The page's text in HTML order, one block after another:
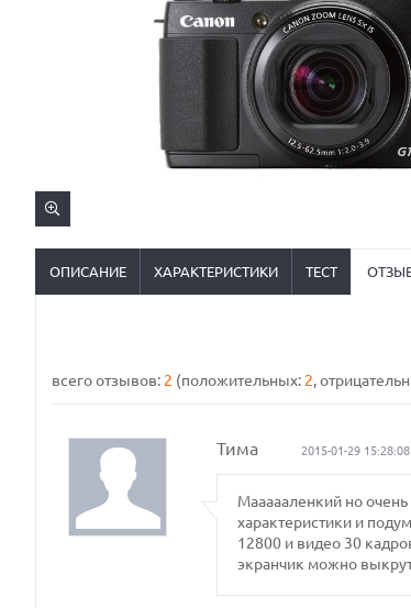
ОПИСАНИЕ ХАРАКТЕРИСТИКИ ТЕСТ
всего отзывов: 2 (положительных: 2,
Тима 2015-01-29 15:28:08
Маааааленкий но
характеристики и
12800 и видео 30
экранчик можно